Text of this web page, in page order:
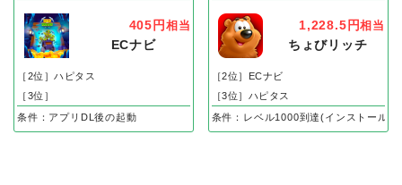
405円 相当
ECナビ
［2位］ハピタス
［3位］
条件：アプリDL後の起動
1,228.5円相当
ちょびリッチ
［2位］ECナビ
［3位］ハピタス
条件：レベル1000到達(インストール後